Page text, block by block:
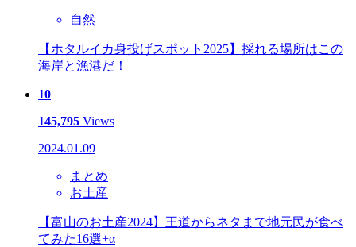
自然
【ホタルイカ身投げスポット2025】採れる場所はこの
海岸と漁港だ！
10
145,795 Views
2024.01.09
まとめ
お土産
【富山のお土産2024】王道からネタまで地元民が食べ
てみた16選+α